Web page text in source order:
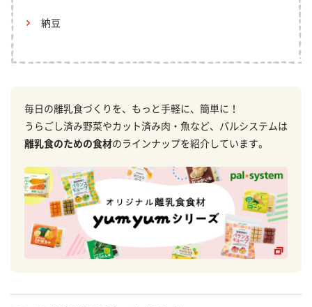
納豆
毎日の離乳食づくりを、もっと手軽に、簡単に！
うらごし済み野菜やカット済み肉・魚など、パルシステムは
離乳食のための食材のラインナップを紹介しています。